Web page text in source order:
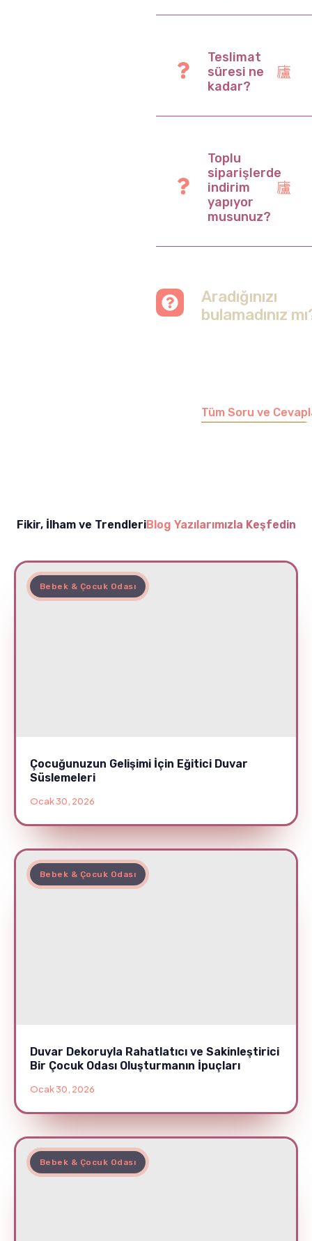
Teslimat
süresi ne
kadar?
Toplu
siparişlerde
indirim
yapıyor
musunuz?
Aradığınızı
bulamadınız
Tüm Soru ve
Fikir, İlham ve TrendleriBlog Yazılarımızla Keşfedin
Bebek & Çocuk Odası
Çocuğunuzun Gelişimi İçin Eğitici Duvar
Süslemeleri
Ocak 30, 2026
Bebek & Çocuk Odası
Duvar Dekoruyla Rahatlatıcı ve Sakinleştirici
Bir Çocuk Odası Oluşturmanın İpuçları
Ocak 30, 2026
Bebek & Çocuk Odası